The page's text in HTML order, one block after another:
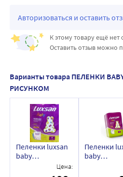
Авторизоваться и оставить
К этому товару ещё нет
Оставить отзыв можно
Варианты товара ПЕЛЕНКИ
РИСУНКОМ
Пеленки luxsan
baby
впитывающие с
рисунком 60х60
Цена:
Пеленки
baby
рисунком